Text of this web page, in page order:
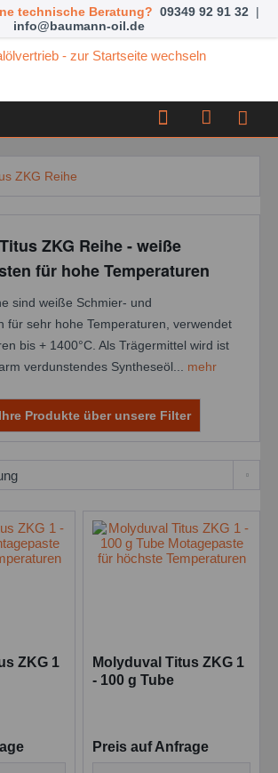
technische Beratung? 09349 92 91 32 |
info@baumann-oil.de
ZKG Reihe
ZKG Reihe - weiße
für hohe Temperaturen
sind weiße Schmier- und
für sehr hohe Temperaturen, verwendet
bis + 1400°C. Als Trägermittel wird ist
verdunstendes Syntheseöl... mehr
Produkte über unsere Filter
ZKG 1
Molyduval Titus ZKG 1
- 100 g Tube
Preis auf Anfrage